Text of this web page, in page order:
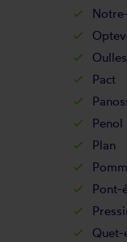
Oulles
Pact
Penol
Plan
Pont-
Quet-